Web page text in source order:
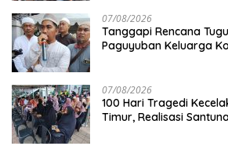
07/08/2026
Tanggapi Rencana
Paguyuban Keluarga
07/08/2026
100 Hari Tragedi
Timur, Realisasi